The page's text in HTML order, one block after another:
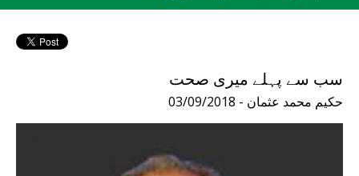
سب سے پہلے میری صحت
03/09/2018 - حکیم محمد عثمان